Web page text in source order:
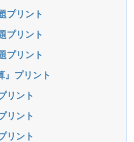
プリント
プリント
プリント
』プリント
リント
リント
リント